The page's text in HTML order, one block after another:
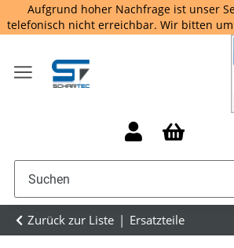
Aufgrund hoher Nachfrage ist unser
telefonisch nicht erreichbar. Wir bitten
Zurück zur Liste Ersatzteile